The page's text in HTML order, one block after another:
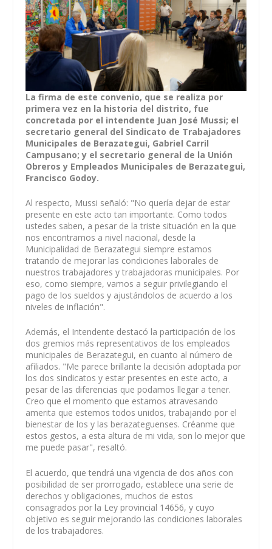
La firma de este convenio, que se realiza por
primera vez en la historia del distrito, fue
concretada por el intendente Juan José Mussi; el
secretario general del Sindicato de Trabajadores
Municipales de Berazategui, Gabriel Carril
Campusano; y el secretario general de la Unión
Obreros y Empleados Municipales de Berazategui,
Francisco Godoy.
Al respecto, Mussi señaló: "No quería dejar de estar
presente en este acto tan importante. Como todos
ustedes saben, a pesar de la triste situación en la que
nos encontramos a nivel nacional, desde la
Municipalidad de Berazategui siempre estamos
tratando de mejorar las condiciones laborales de
nuestros trabajadores y trabajadoras municipales. Por
eso, como siempre, vamos a seguir privilegiando el
pago de los sueldos y ajustándolos de acuerdo a los
niveles de inflación".
Además, el Intendente destacó la participación de los
dos gremios más representativos de los empleados
municipales de Berazategui, en cuanto al número de
afiliados. "Me parece brillante la decisión adoptada por
los dos sindicatos y estar presentes en este acto, a
pesar de las diferencias que podamos llegar a tener.
Creo que el momento que estamos atravesando
amerita que estemos todos unidos, trabajando por el
bienestar de los y las berazateguenses. Créanme que
estos gestos, a esta altura de mi vida, son lo mejor que
me puede pasar", resaltó.
El acuerdo, que tendrá una vigencia de dos años con
posibilidad de ser prorrogado, establece una serie de
derechos y obligaciones, muchos de estos
consagrados por la Ley provincial 14656, y cuyo
objetivo es seguir mejorando las condiciones laborales
de los trabajadores.